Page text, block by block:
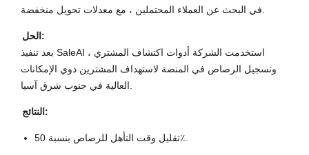
في البحث عن العملاء المحتملين ، مع معدلات تحويل منخفضة.
الحل:
بعد تنفيذ SaleAI ، استخدمت الشركة أدوات اكتشاف المشتري
وتسجيل الرصاص في المنصة لاستهداف المشترين ذوي الإمكانات
العالية في جنوب شرق آسيا.
النتائج:
تقليل وقت التأهل للرصاص بنسبة 50٪.